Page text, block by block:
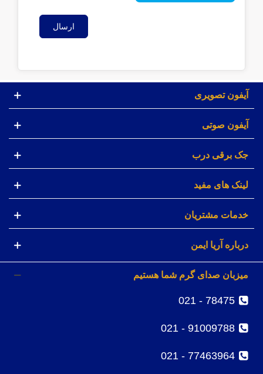
ارسال
آیفون تصویری
آیفون صوتی
جک برقی درب
لینک های مفید
خدمات مشتریان
درباره آریا ایمن
میزبان صدای گرم شما هستیم
78475 - 021
91009788 - 021
77463964 - 021